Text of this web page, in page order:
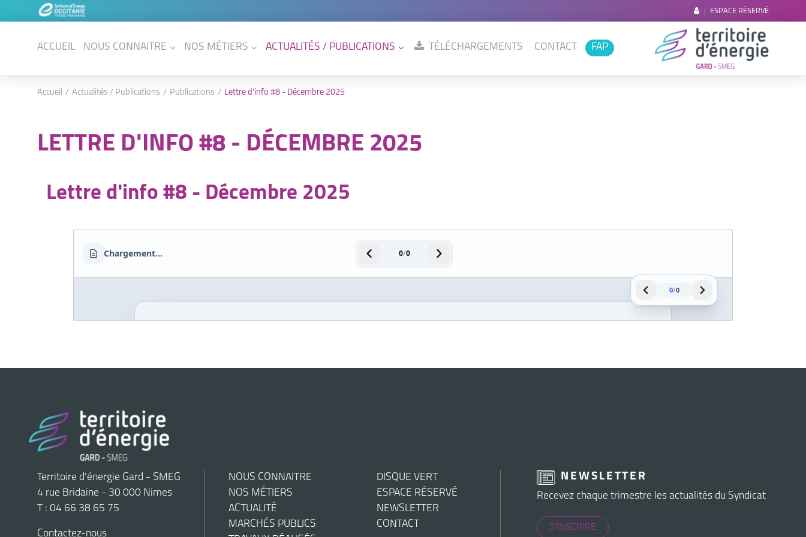
ESPACE RÉSERVÉ
ACCUEIL NOUS CONNAITRE NOS MÉTIERS ACTUALITÉS / PUBLICATIONS TÉLÉCHARGEMENTS CONTACT FAP
Accueil Actualités / Publications Publications Lettre d'info #8 - Décembre 2025
LETTRE D'INFO #8 - DÉCEMBRE 2025
Lettre d'info #8 - Décembre 2025
Territoire d'énergie Gard - SMEG
4 rue Bridaine - 30 000 Nimes
T : 04 66 38 65 75
Contactez-nous
NOUS CONNAITRE
NOS MÉTIERS
ACTUALITÉ
MARCHÉS PUBLICS
DISQUE VERT
ESPACE RÉSERVÉ
NEWSLETTER
CONTACT
NEWSLETTER
Recevez chaque trimestre les actualités du Syndicat
S'INSCRIRE